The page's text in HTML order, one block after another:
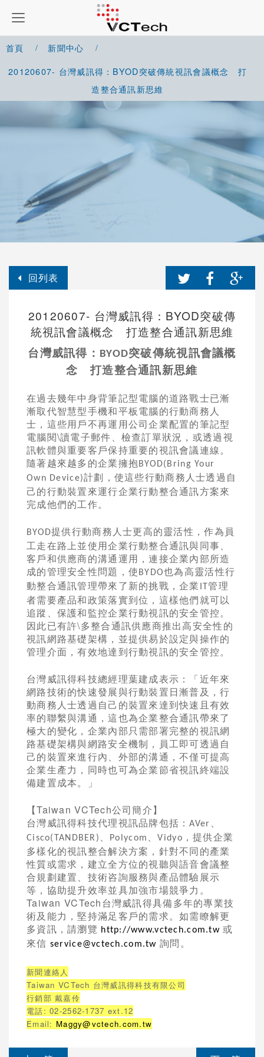
首頁
新聞中心
20120607- 台灣威訊得：BYOD突破傳統視訊會議概念 打
造整合通訊新思維
回列表
20120607- 台灣威訊得：BYOD突破傳
統視訊會議概念 打造整合通訊新思維
台灣威訊得： BYOD突破傳統視訊會議概
念 打造整合通訊新思維
在過去幾年中身背筆記型電腦的道路戰士已漸
漸取代智慧型手機和平板電腦的行動商務人
士，這些用戶不再運用公司企業配置的筆記型
電腦閱\讀電子郵件、檢查訂單狀況，或透過視
訊軟體與重要客戶保持重要的視訊會議連線。
隨著越來越多的企業擁抱BYOD(Bring Your
Own Device)計劃，使這些行動商務人士透過自
己的行動裝置來運行企業行動整合通訊方案來
完成他們的工作。
BYOD提供行動商務人士更高的靈活性，作為員
工走在路上並使用企業行動整合通訊與同事、
客戶和供應商的溝通運用，連接企業內部所造
成的管理安全性問題，使 BYDO也為高靈活性行
動整合通訊管理帶來了新的挑戰，企業
IT管理
者需要產品和政策落實到位，這樣他們就可以
追蹤、保護和監控企業行動視訊的安全管控。
因此已有許\多整合通訊供應商推出高安全性的
視訊網路基礎架構，並提供易於設定與操作的
管理介面，有效地達到行動視訊的安全管控。
台灣威訊得科技總經理葉建成表示：「近年來
網路技術的快速發展與行動裝置日漸普及，行
動商務人士透過自己的裝置來達到快速且有效
率的聯繫與溝通，這也為企業整合通訊帶來了
極大的變化，企業內部只需部署完整的視訊網
路基礎架構與網路安全機制，員工即可透過自
己的裝置來進行內、外部的溝通，不僅可提高
企業生產力，同時也可為企業節省視訊終端設
備建置成本。」
【Taiwan VCTech公司簡介】
台灣威訊得科技代理視訊品牌包括：AVer 、
Cisco(TANDBER) 、 Polycom 、Vidyo ，提供企業
多樣化的視訊整合解決方案， 針對不同的產業
性質或需求，建立全方位的視聽與語音會議整
合規劃建置、技術咨詢服務與產品體驗展示
等 ，協助提升效率並具加強市場競爭力。
Taiwan VCTech台灣威訊得具備多年的專業技
術及能力，堅持滿足客戶的需求。如需瞭解更
多資訊，請瀏覽 http://www.vctech.com.tw 或
來信 service@vctech.com.tw 詢問。
新聞連絡人
Taiwan VCTech 台灣威訊得科技有限公司
行銷部 戴嘉伶
電話: 02-2562-1737 ext.12
Email: Maggy@vctech.com.tw